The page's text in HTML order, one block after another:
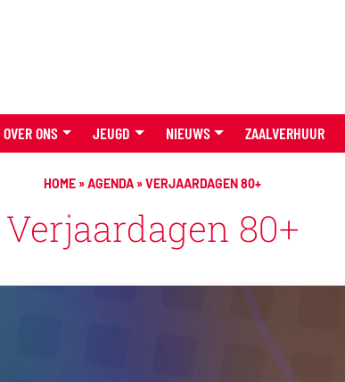
OVER ONS JEUGD NIEUWS ZAALVERHUUR
HOME »AGENDA »VERJAARDAGEN 80+
Verjaardagen 80+